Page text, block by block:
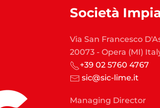
Società
Via San Francesco
20073 - Opera (MI)
+39 02 5760 4767
sic@sic-lime.it
Managing Director